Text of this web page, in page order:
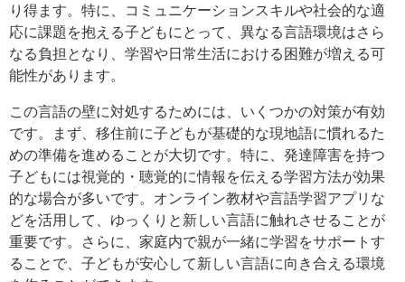
り得ます。特に、コミュニケーションスキルや社会的な適
応に課題を抱える子どもにとって、異なる言語環境はさら
なる負担となり、学習や日常生活における困難が増える可
能性があります。
この言語の壁に対処するためには、いくつかの対策が有効
です。まず、移住前に子どもが基礎的な現地語に慣れるた
めの準備を進めることが大切です。特に、発達障害を持つ
子どもには視覚的・聴覚的に情報を伝える学習方法が効果
的な場合が多いです。オンライン教材や言語学習アプリな
どを活用して、ゆっくりと新しい言語に触れさせることが
重要です。さらに、家庭内で親が一緒に学習をサポートす
ることで、子どもが安心して新しい言語に向き合える環境